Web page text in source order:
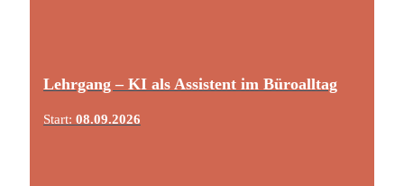
Lehrgang – KI als Assistent im Büroalltag
Start: 08.09.2026